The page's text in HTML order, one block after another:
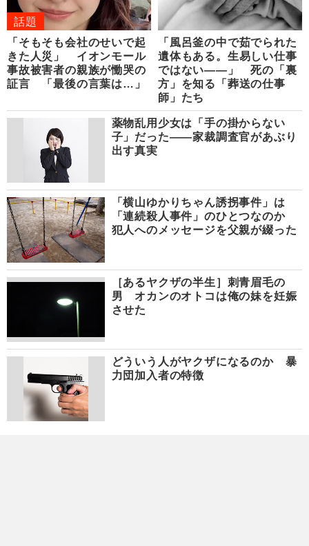
話題
「そもそも会社のせいで起
きた人災」 イオンモール
事故被害者の親族が慟哭の
証言 「最後の言葉は…」
「風呂釜の中で茹でられた
遺体もある。生易しい仕事
ではない――」 死の「裏
方」を知る「葬送の仕事
師」たち
薬物乱用少女は「手の掛からない
子」だった――家裁調査官があぶり
出す真実
「横山ゆかりちゃん誘拐事件」は
「連続殺人事件」のひとつなのか
犯人へのメッセージを父親が綴った
［あるヤクザの半生］刺青眉毛の
男 オカンのオトコは俺の妹を妊娠
させた
どういう人がヤクザになるのか 暴
力団加入者の特徴